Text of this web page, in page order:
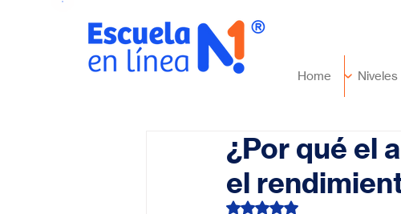
Home Niveles
¿Por qué el
el
Obtuvo NaN de 5 estrellas.